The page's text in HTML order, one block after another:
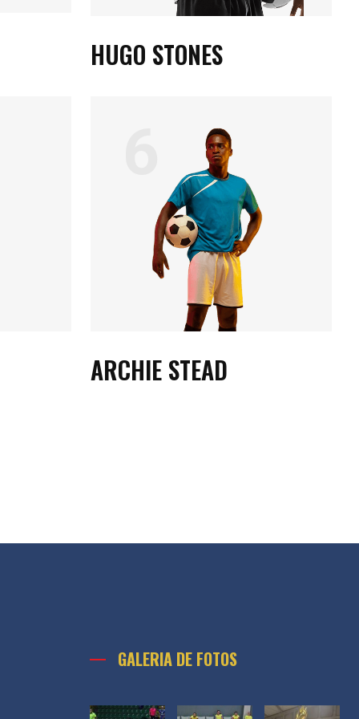
HUGO STONES
ARCHIE STEAD
GALERIA DE FOTOS